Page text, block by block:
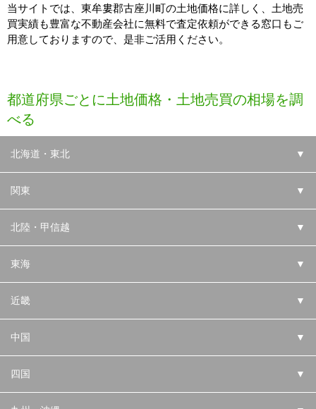
当サイトでは、東牟婁郡古座川町の土地価格に詳しく、土地売
買実績も豊富な不動産会社に無料で査定依頼ができる窓口もご
用意しておりますので、是非ご活用ください。
都道府県ごとに土地価格・土地売買の相場を調
べる
北海道・東北 ▼
関東 ▼
北陸・甲信越 ▼
東海 ▼
近畿 ▼
中国 ▼
四国 ▼